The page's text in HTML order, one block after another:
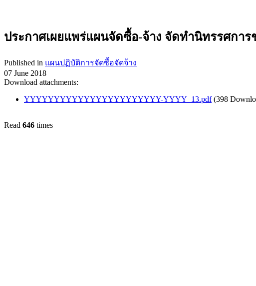
ประกาศเผยแพร่แผนจัดซื้อ-จ้าง จัดทำนิทรรศกา
Published in แผนปฏิบัติการจัดซื้อจัดจ้าง
07 June 2018
Download attachments:
YYYYYYYYYYYYYYYYYYYYYYY-YYYY_13.pdf (398
Read 646 times